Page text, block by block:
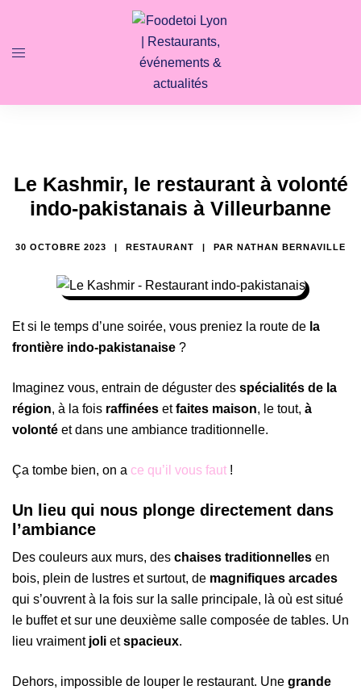
Le Kashmir, le restaurant à volonté
indo-pakistanais à Villeurbanne
30 OCTOBRE 2023 RESTAURANT PAR NATHAN BERNAVILLE
Et si le temps d’une soirée, vous preniez la route de la
frontière indo-pakistanaise ?
Imaginez vous, entrain de déguster des spécialités de la
région, à la fois raffinées etfaites maison, le tout, à
volonté et dans une ambiance traditionnelle.
Ça tombe bien, on a ce qu’il vous faut !
Un lieu qui nous plonge directement dans
l’ambiance
Des couleurs aux murs, des chaises traditionnelles en
bois, plein de lustres et surtout, de magnifiques arcades
qui s’ouvrent à la fois sur la salle principale, là où est situé
le buffet et sur une deuxième salle composée de tables. Un
lieu vraiment joli etspacieux.
Dehors, impossible de louper le restaurant. Une grande